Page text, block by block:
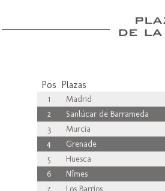
Pos Plazas
1 Madrid
2
Sanlúcar de Barrameda
3
Murcia
4
Grenade
5
Huesca
6
Nîmes
7
Los Barrios